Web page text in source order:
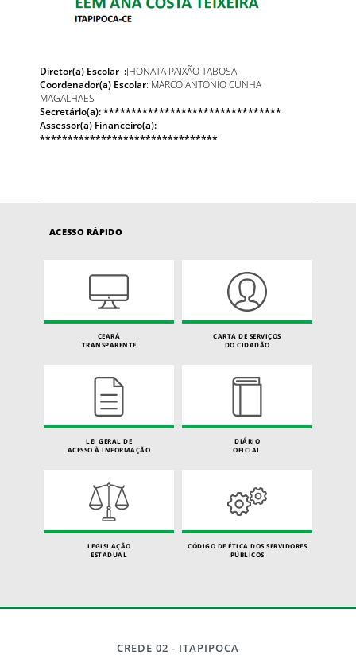
Diretor(a) Escolar :JHONATA PAIXÃO TABOSA
Coordenador(a) Escolar: MARCO ANTONIO CUNHA
MAGALHAES
Secretário(a):********************************
Assessor(a) Financeiro(a):
********************************
ACESSO RÁPIDO
CEARÁ
TRANSPARENTE
CARTA DE SERVIÇOS
DO CIDADÃO
LEI GERAL DE
ACESSO À INFORMAÇÃO
DIÁRIO
OFICIAL
LEGISLAÇÃO
ESTADUAL
CÓDIGO DE ÉTICA DOS SERVIDORES
PÚBLICOS
CREDE 02 - ITAPIPOCA